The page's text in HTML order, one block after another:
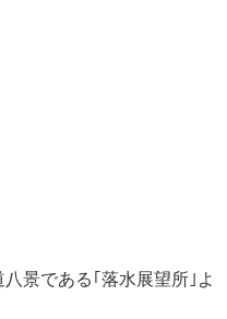
景である｢落水展望所｣よ